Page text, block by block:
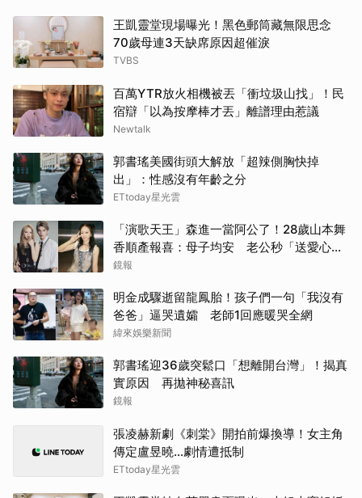
王凱靈堂現場曝光！黑色郵筒藏無限思念
70歲母連3天缺席原因超催淚
TVBS
百萬YTR放火相機被丟「衝垃圾山找」！民
宿辯「以為按摩棒才丟」離譜理由惹議
Newtalk
郭書瑤美國街頭大解放「超辣側胸快掉
出」：性感沒有年齡之分
ETtoday星光雲
「演歌天王」森進一當阿公了！28歲山本舞
香順產報喜：母子均安 老公秒「送愛心」
閃炸
鏡報
明金成驟逝留龍鳳胎！孩子們一句「我沒有
爸爸」逼哭遺孀 老師1回應暖哭全網
緯來娛樂新聞
郭書瑤迎36歲突鬆口「想離開台灣」！揭真
實原因 再拋神秘喜訊
鏡報
張凌赫新劇《刺棠》開拍前爆換導！女主角
傳定盧昱曉…劇情遭抵制
ETtoday星光雲